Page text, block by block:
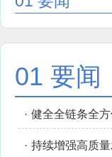
01 要闻
· 健全全链条全
· 持续增强高质